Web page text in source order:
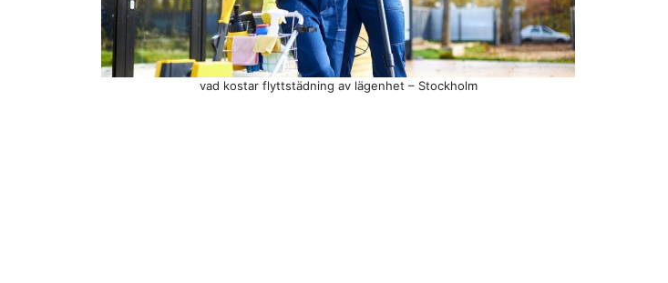
vad kostar flyttstädning av lägenhet – Stockholm